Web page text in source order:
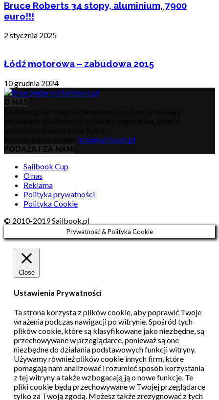
Bruce Roberts 34 stopy, aluminium, 7900
euro!!!
2 stycznia 2025
Łódź motorowa – zabudowa 2015
10 grudnia 2024
O NAS
info@sailbook.pl
PODĄŻAJ ZA NAMI
Sailbook Cup
O nas
Reklama
Polityka prywatności
Polityka Cookie
© 2010-2019 Sailbook.pl
Prywatność & Polityka Cookie
Close
Ustawienia Prywatności
Ta strona korzysta z plików cookie, aby poprawić Twoje
wrażenia podczas nawigacji po witrynie.Spośród tych
plików cookie, które są klasyfikowane jako niezbędne, są
przechowywane w przeglądarce, ponieważ są one
niezbędne do działania podstawowych funkcji witryny.
Używamy również plików cookie innych firm, które
pomagają nam analizować i rozumieć sposób korzystania
z tej witryny a także wzbogacają ją o nowe funkcje. Te
pliki cookie będą przechowywane w Twojej przeglądarce
tylko za Twoją zgodą. Możesz także zrezygnować z tych